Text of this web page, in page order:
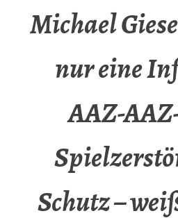
Michael
nur eine
AAZ-
Schutz –